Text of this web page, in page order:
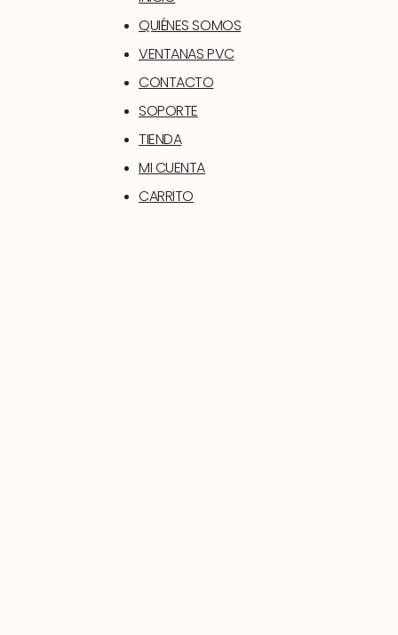
QUIÉNES SOMOS
VENTANAS PVC
CONTACTO
SOPORTE
TIENDA
MI CUENTA
CARRITO